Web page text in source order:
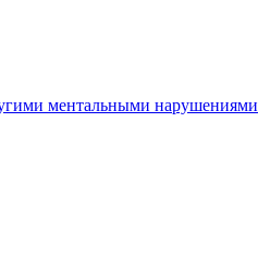
ментальными нарушениями